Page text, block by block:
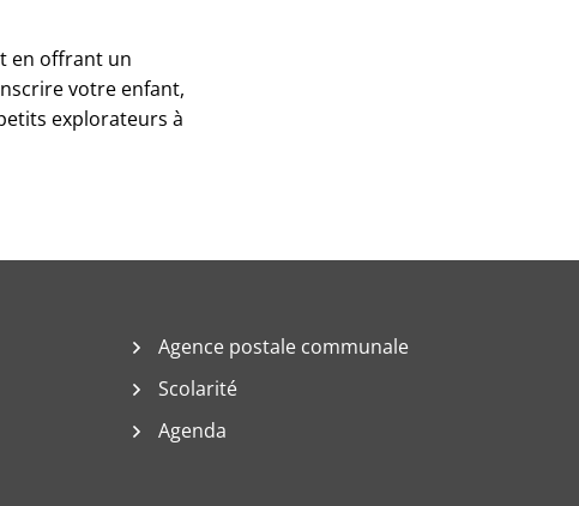
en offrant un
votre enfant,
explorateurs à
Agence postale communale
Scolarité
Agenda